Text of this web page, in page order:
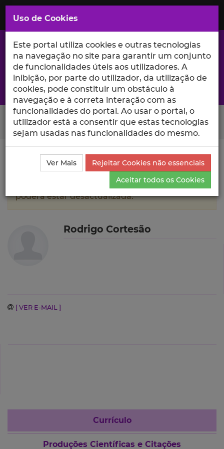
Saltar
para
Conteúdo
Principal
A excelência da investigação e ciência no Iscte
Search Button
Ciência_Iscte Autores Rodrigo Cortesão Currículo
A informação contida neste perfil público
poderá estar desactualizada.
Rodrigo Cortesão
[ VER E-MAIL ]
Currículo
Produções Científicas e Citações
Uso de Cookies
Este portal utiliza cookies e outras tecnologias
na navegação no site para garantir um conjunto
de funcionalidades úteis aos utilizadores. A
inibição, por parte do utilizador, da utilização de
cookies, pode constituir um obstáculo à
navegação e à correta interação com as
funcionalidades do portal. Ao usar o portal, o
utilizador está a consentir que estas tecnologias
sejam usadas nas funcionalidades do mesmo.
Ver Mais
Rejeitar Cookies não essenciais
Aceitar todos os Cookies